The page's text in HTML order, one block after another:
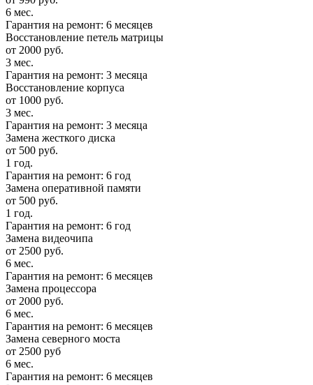
6 мес.
Гарантия на ремонт: 6 месяцев
Восстановление петель матрицы
от 2000 руб.
3 мес.
Гарантия на ремонт: 3 месяца
Восстановление корпуса
от 1000 руб.
3 мес.
Гарантия на ремонт: 3 месяца
Замена жесткого диска
от 500 руб.
1 год.
Гарантия на ремонт: 6 год
Замена оперативной памяти
от 500 руб.
1 год.
Гарантия на ремонт: 6 год
Замена видеочипа
от 2500 руб.
6 мес.
Гарантия на ремонт: 6 месяцев
Замена процессора
от 2000 руб.
6 мес.
Гарантия на ремонт: 6 месяцев
Замена северного моста
от 2500 руб
6 мес.
Гарантия на ремонт: 6 месяцев